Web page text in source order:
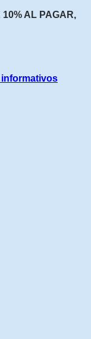
AL PAGAR,